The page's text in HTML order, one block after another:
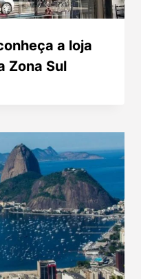
a loja
Zona Sul